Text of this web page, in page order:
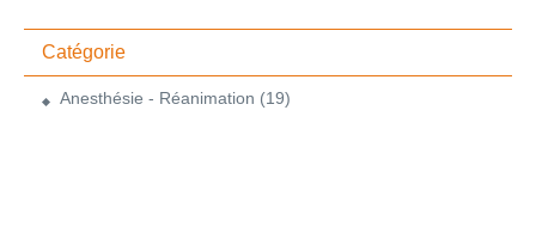
Catégorie
Anesthésie - Réanimation (19)